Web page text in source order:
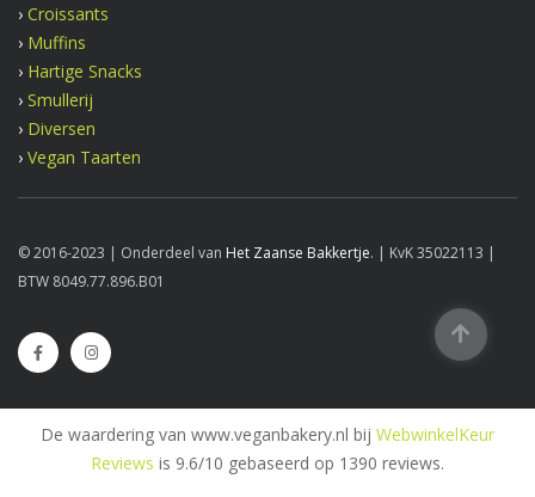
› Croissants
› Muffins
› Hartige Snacks
› Smullerij
› Diversen
› Vegan Taarten
© 2016-2023 | Onderdeel van Het Zaanse Bakkertje. | KvK 35022113 |
BTW 8049.77.896.B01
De waardering van www.veganbakery.nl bij WebwinkelKeur
Reviews is 9.6/10 gebaseerd op 1390 reviews.